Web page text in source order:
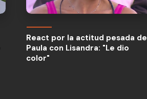
Paula con Lisandra: "Le dio
color"
React por la actitud pesada de
Paula con Lisandra: "Le dio
color"